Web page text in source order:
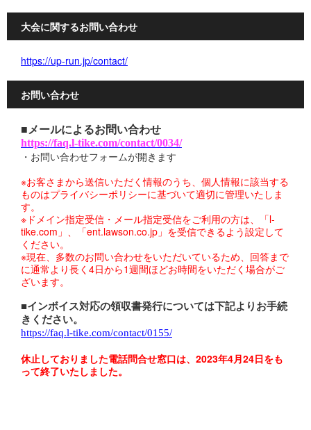
大会に関するお問い合わせ
https://up-run.jp/contact/
お問い合わせ
■メールによるお問い合わせ
https://faq.l-tike.com/contact/0034/
・お問い合わせフォームが開きます
※お客さまから送信いただく情報のうち、個人情報に該当する
ものはプライバシーポリシーに基づいて適切に管理いたしま
す。
※ドメイン指定受信・メール指定受信をご利用の方は、「l-
tike.com」、「ent.lawson.co.jp」を受信できるよう設定して
ください。
※現在、多数のお問い合わせをいただいているため、回答まで
に通常より長く4日から1週間ほどお時間をいただく場合がご
ざいます。
■インボイス対応の領収書発行については下記よりお手続
きください。
https://faq.l-tike.com/contact/0155/
休止しておりました電話問合せ窓口は、2023年4月24日をも
って終了いたしました。